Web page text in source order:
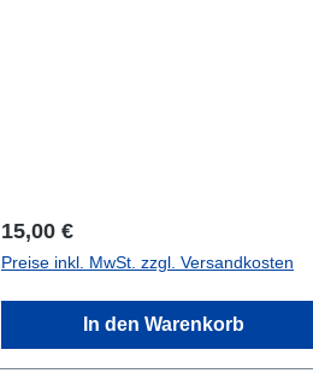
Regulärer Preis:
15,00 €
Preise inkl. MwSt. zzgl. Versandkosten
In den Warenkorb